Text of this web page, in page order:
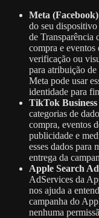
Meta
do seu
de Transparência
compra e
verificação ou
para atribuição
Meta pode usar
identidade para
TikTok
categorias de
compra, eventos
publicidade e
esses dados para
entrega da
Apple Search
AdServices da
nos ajuda a
campanha do
nenhuma